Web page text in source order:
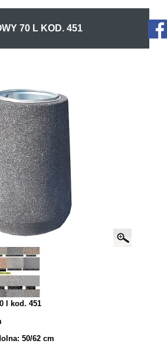
70 L KOD. 451
l kod. 451
50/62 cm